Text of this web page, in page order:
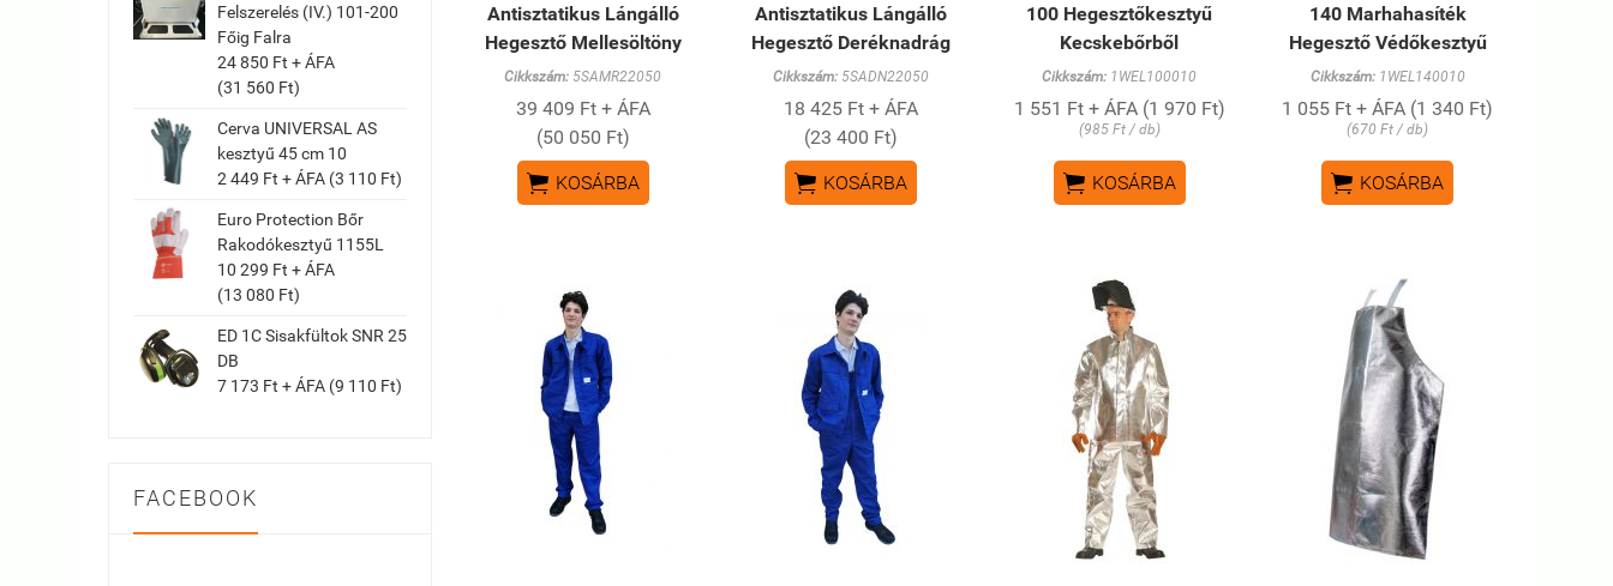
Felszerelés (IV.) 101-200
Főig Falra
24 850 Ft + ÁFA
(31 560 Ft)
Cerva UNIVERSAL AS
kesztyű 45 cm 10
2 449 Ft + ÁFA (3 110 Ft)
Euro Protection Bőr
Rakodókesztyű 1155L
10 299 Ft + ÁFA
(13 080 Ft)
ED 1C Sisakfültok SNR 25
DB
7 173 Ft + ÁFA (9 110 Ft)
FACEBOOK
Antisztatikus Lángálló
Hegesztő Mellesöltöny
Cikkszám: 5SAMR22050
39 409 Ft + ÁFA
(50 050 Ft)
 KOSÁRBA
Antisztatikus Lángálló
Hegesztő Deréknadrág
Cikkszám: 5SADN22050
18 425 Ft + ÁFA
(23 400 Ft)
 KOSÁRBA
100 Hegesztőkesztyű
Kecskebőrből
Cikkszám: 1WEL100010
1 551 Ft + ÁFA (1 970 Ft)
(985 Ft / db)
 KOSÁRBA
140 Marhahasíték
Hegesztő Védőkesztyű
Cikkszám:1WEL140010
1 055 Ft + ÁFA (1 340 Ft)
(670 Ft / db)
 KOSÁRBA